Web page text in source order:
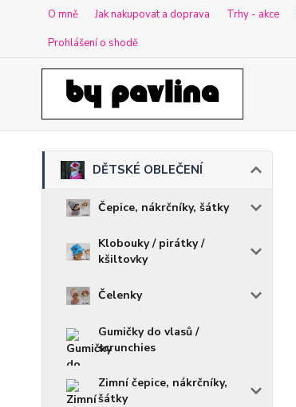
O mně Jak nakupovat a doprava Trhy - akce
Prohlášení o shodě
DĚTSKÉ OBLEČENÍ
Čepice, nákrčníky, šátky
Klobouky / pirátky /
kšiltovky
Čelenky
Gumičky do vlasů /
scrunchies
Zimní čepice, nákrčníky,
šátky